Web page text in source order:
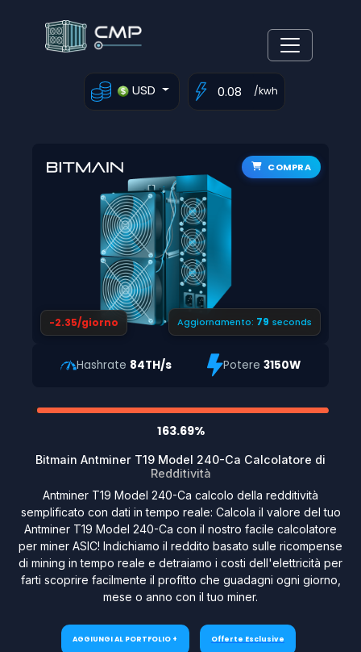
USD /kwh
COMPRA
-2.35/giorno Aggiornamento: 78 seconds
Hashrate 84TH/s Potere3150W
163.69%
Bitmain Antminer T19 Model 240-Ca Calcolatore di
Redditività
Antminer T19 Model 240-Ca calcolo della redditività
semplificato con dati in tempo reale: Calcola il valore del tuo
Antminer T19 Model 240-Ca con il nostro facile calcolatore
per miner ASIC! Indichiamo il reddito basato sulle ricompense
di mining in tempo reale e detraiamo i costi dell'elettricità per
farti scoprire facilmente il profitto che guadagni ogni giorno,
mese o anno con il tuo miner.
AGGIUNGI AL PORTFOLIO + Offerte Esclusive